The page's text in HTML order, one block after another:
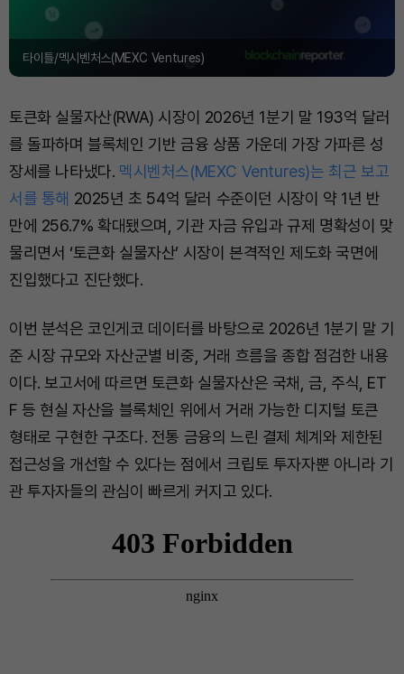
타이틀/멕시벤처스(MEXC Ventures)
토큰화 실물자산(RWA) 시장이 2026년 1분기 말 193억 달러
를 돌파하며 블록체인 기반 금융 상품 가운데 가장 가파른 성
장세를 나타냈다. 멕시벤처스(MEXC Ventures)는 최근 보고
서를 통해 2025년 초 54억 달러 수준이던 시장이 약 1년 반
만에 256.7% 확대됐으며, 기관 자금 유입과 규제 명확성이 맞
물리면서 ‘토큰화 실물자산’ 시장이 본격적인 제도화 국면에
진입했다고 진단했다.
이번 분석은 코인게코 데이터를 바탕으로 2026년 1분기 말 기
준 시장 규모와 자산군별 비중, 거래 흐름을 종합 점검한 내용
이다. 보고서에 따르면 토큰화 실물자산은 국채, 금, 주식, ET
F 등 현실 자산을 블록체인 위에서 거래 가능한 디지털 토큰
형태로 구현한 구조다. 전통 금융의 느린 결제 체계와 제한된
접근성을 개선할 수 있다는 점에서 크립토 투자자뿐 아니라 기
관 투자자들의 관심이 빠르게 커지고 있다.